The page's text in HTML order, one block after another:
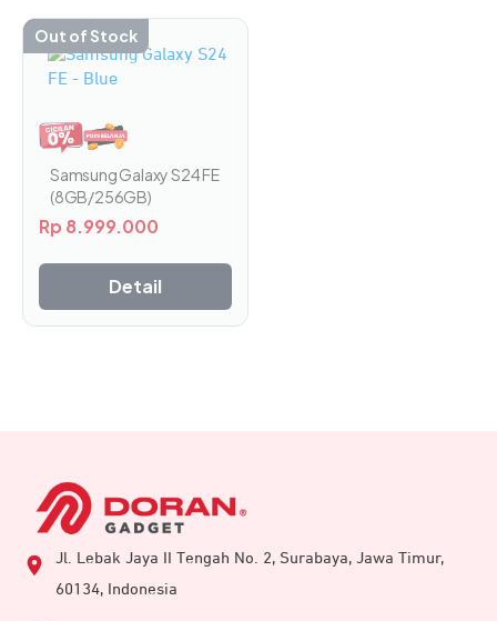
Out of Stock
Samsung Galaxy S24 FE
(8GB/256GB)
Rp 8.999.000
Produk
ini
beberapa
varian.
Pilihan
ini
dapat
diambil
di
produk
Detail
Jl. Lebak Jaya II Tengah No. 2, Surabaya, Jawa Timur,
60134, Indonesia